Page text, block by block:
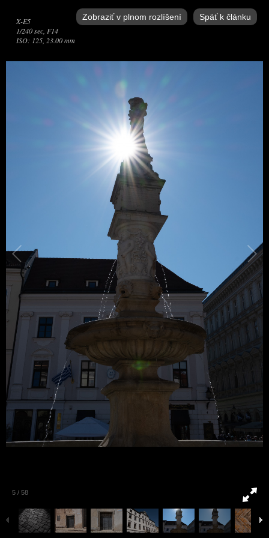
5 / 58
Zobraziť v plnom rozlíšení Späť k článku
X-E5
1/240 sec, F14
ISO: 125, 23.00 mm